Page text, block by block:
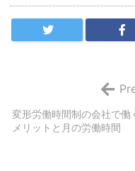
変形労働時間制の会社で働
メリットと月の労働時間